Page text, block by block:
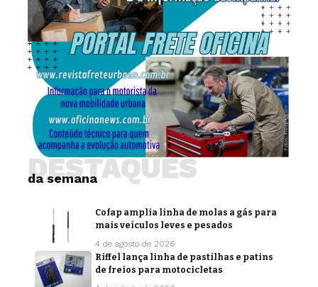
da semana
DESTAQUES
Cofap amplia linha de molas a gás para
mais veículos leves e pesados
4 de agosto de 2026
Riffel lança linha de pastilhas e patins
de freios para motocicletas